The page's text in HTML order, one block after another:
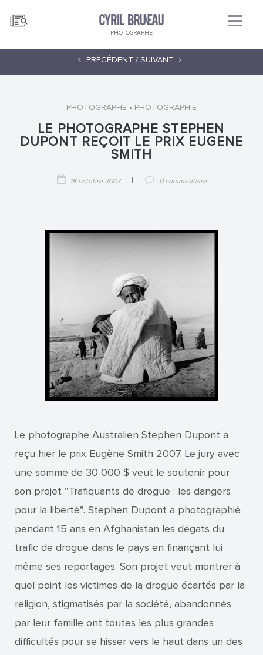
PHOTOGRAPHE
PRÉCÉDENT / SUIVANT
PHOTOGRAPHE • PHOTOGRAPHIE
LE PHOTOGRAPHE STEPHEN
DUPONT REÇOIT LE PRIX EUGENE
SMITH
18 octobre 2007 0 commentaire
Le photographe Australien Stephen Dupont a
reçu hier le prix Eugène Smith 2007. Le jury avec
une somme de 30 000 $ veut le soutenir pour
son projet “Trafiquants de drogue : les dangers
pour la liberté”. Stephen Dupont a photographié
pendant 15 ans en Afghanistan les dégats du
trafic de drogue dans le pays en finançant lui
même ses reportages. Son projet veut montrer à
quel point les victimes de la drogue écartés par la
religion, stigmatisés par la société, abandonnés
par leur famille ont toutes les plus grandes
difficultés pour se hisser vers le haut dans un des